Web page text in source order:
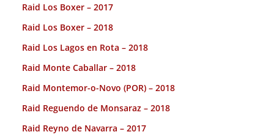
Raid Los Boxer – 2017
Raid Los Boxer – 2018
Raid Los Lagos en Rota – 2018
Raid Monte Caballar – 2018
Raid Montemor-o-Novo (POR) – 2018
Raid Reguendo de Monsaraz – 2018
Raid Reyno de Navarra – 2017